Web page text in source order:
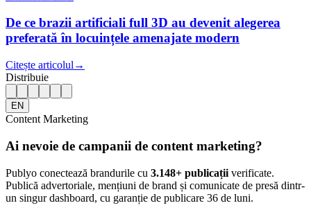
De ce brazii artificiali full 3D au devenit alegerea
preferată în locuințele amenajate modern
Citește articolul →
Distribuie
EN
Content Marketing
Ai nevoie de campanii de content marketing?
Publyo conectează brandurile cu 3.148+ publicații verificate.
Publică advertoriale, mențiuni de brand și comunicate de presă dintr-
un singur dashboard, cu garanție de publicare 36 de luni.